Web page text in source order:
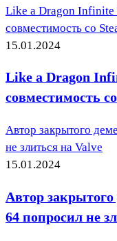
Like a Dragon Infinite
совместимость со
15.01.2024
Like a Dragon
совместимость
Автор закрытого
не злиться на Valve
15.01.2024
Автор
64 попросил не